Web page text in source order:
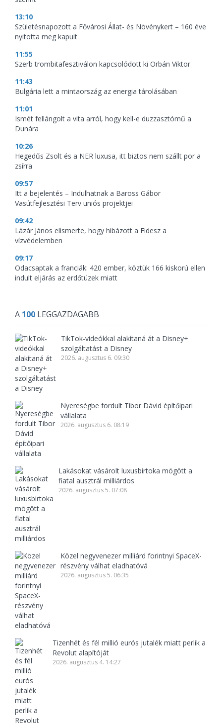
13:10
Születésnapozott a Fővárosi Állat- és Növénykert – 160 éve
nyitotta meg kapuit
11:55
Szerb trombitafesztiválon kapcsolódott ki Orbán Viktor
11:43
Bulgária lett a mintaország az energia tárolásában
11:01
Ismét fellángolt a vita arról, hogy kell-e duzzasztómű a
Dunára
10:26
Hegedűs Zsolt és a NER luxusa, itt biztos nem szállt por a
zsírra
09:57
Itt a bejelentés – Indulhatnak a Baross Gábor
Vasútfejlesztési Terv uniós projektjei
09:42
Lázár János elismerte, hogy hibázott a Fidesz a
vízvédelemben
09:17
Odacsaptak a franciák: 420 ember, köztük 166 kiskorú ellen
indult eljárás az erdőtüzek miatt
A 100 LEGGAZDAGABB
TikTok-videókkal alakítaná át a Disney+
szolgáltatást a Disney
2026. augusztus 6. 09:30
Nyereségbe fordult Tibor Dávid építőipari
vállalata
2026. augusztus 6. 08:19
Lakásokat vásárolt luxusbirtoka mögött a
fiatal ausztrál milliárdos
2026. augusztus 5. 07:08
Közel negyvenezer milliárd forintnyi SpaceX-
részvény válhat eladhatóvá
2026. augusztus 5. 06:35
Tizenhét és fél millió eurós jutalék miatt perlik a
Revolut alapítóját
2026. augusztus 4. 14:27